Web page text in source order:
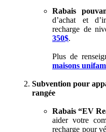
Rabais
d’achat et
recharge de
350$.
Plus de
maisons
Subvention pour
rangée
Rabais “EV
aider votre
recharge pour